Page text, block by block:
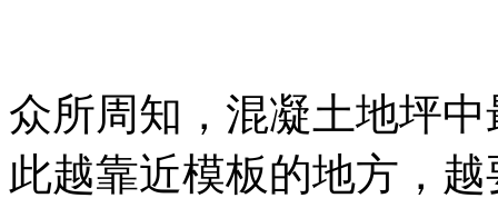
众所周知，混凝土地坪
此越靠近模板的地方，